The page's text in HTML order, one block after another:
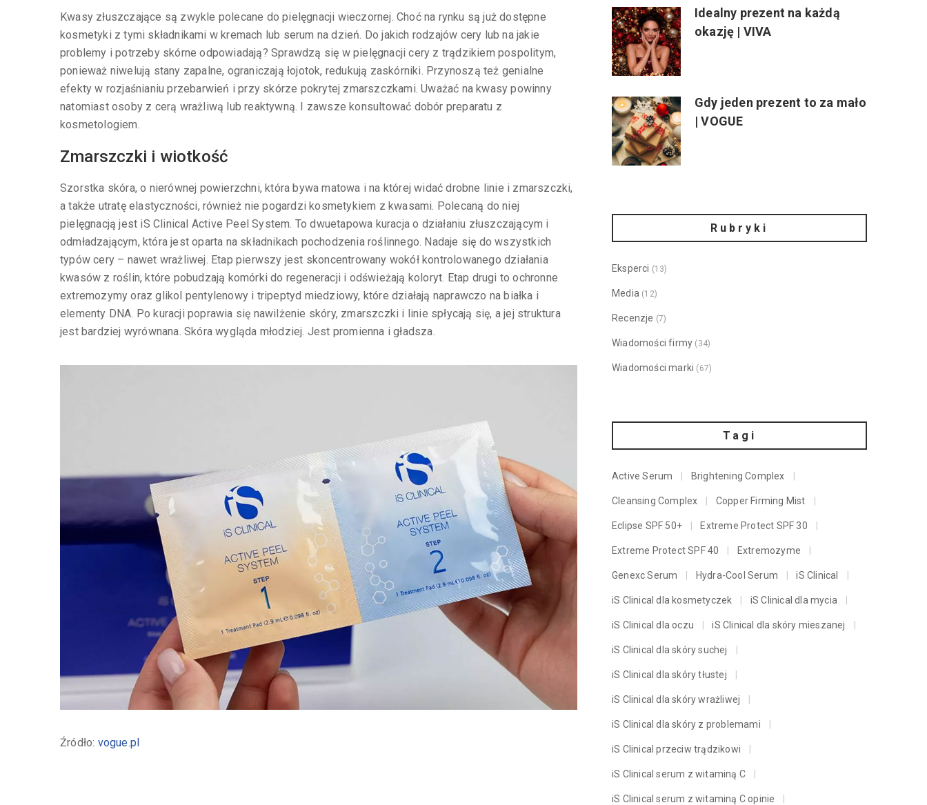
Kwasy złuszczające są zwykle polecane do pielęgnacji wieczornej. Choć na rynku są już dostępne
kosmetyki z tymi składnikami w kremach lub serum na dzień. Do jakich rodzajów cery lub na jakie
problemy i potrzeby skórne odpowiadają? Sprawdzą się w pielęgnacji cery z trądzikiem pospolitym,
ponieważ niwelują stany zapalne, ograniczają łojotok, redukują zaskórniki. Przynoszą też genialne
efekty w rozjaśnianiu przebarwień i przy skórze pokrytej zmarszczkami. Uważać na kwasy powinny
natomiast osoby z cerą wrażliwą lub reaktywną. I zawsze konsultować dobór preparatu z
kosmetologiem.
Zmarszczki i wiotkość
Szorstka skóra, o nierównej powierzchni, która bywa matowa i na której widać drobne linie i zmarszczki,
a także utratę elastyczności, również nie pogardzi kosmetykiem z kwasami. Polecaną do niej
pielęgnacją jest iS Clinical Active Peel System. To dwuetapowa kuracja o działaniu złuszczającym i
odmładzającym, która jest oparta na składnikach pochodzenia roślinnego. Nadaje się do wszystkich
typów cery – nawet wrażliwej. Etap pierwszy jest skoncentrowany wokół kontrolowanego działania
kwasów z roślin, które pobudzają komórki do regeneracji i odświeżają koloryt. Etap drugi to ochronne
extremozymy oraz glikol pentylenowy i tripeptyd miedziowy, które działają naprawczo na białka i
elementy DNA. Po kuracji poprawia się nawilżenie skóry, zmarszczki i linie spłycają się, a jej struktura
jest bardziej wyrównana. Skóra wygląda młodziej. Jest promienna i gładsza.
Źródło: vogue.pl
Idealny prezent na każdą
okazję | VIVA
Gdy jeden prezent to za mało
| VOGUE
Rubryki
Eksperci (13)
Media (12)
Recenzje (7)
Wiadomości firmy (34)
Wiadomości marki (67)
Tagi
Active Serum Brightening Complex
Cleansing Complex Copper Firming Mist
Eclipse SPF 50+ Extreme Protect SPF 30
Extreme Protect SPF 40 Extremozyme
Genexc Serum Hydra-Cool Serum iS Clinical
iS Clinical dla kosmetyczek iS Clinical dla mycia
iS Clinical dla oczu iS Clinical dla skóry mieszanej
iS Clinical dla skóry suchej
iS Clinical dla skóry tłustej
iS Clinical dla skóry wrażliwej
iS Clinical dla skóry z problemami
iS Clinical przeciw trądzikowi
iS Clinical serum z witaminą C
iS Clinical serum z witaminą C opinie